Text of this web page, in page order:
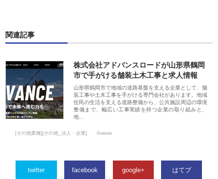
関連記事
株式会社アドバンスロードが山形県鶴岡
市で手がける舗装土木工事と求人情報
山形県鶴岡市で地域の道路基盤を支える企業として、舗
装工事や土木工事を手がける専門会社があります。地域
住民の生活を支える道路整備から、公共施設周辺の環境
整備まで、幅広い工事実績を持つ企業の取り組みと、
地…
[その他業種][その他_法人・企業] 0views
twitter facebook google+ はてブ